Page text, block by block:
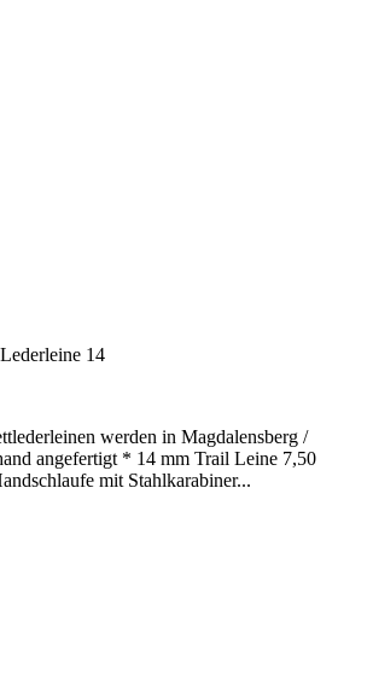
14
werden in Magdalensberg /
angefertigt * 14 mm Trail Leine 7,50
mit Stahlkarabiner...